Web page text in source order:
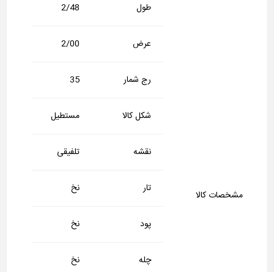
مشخصات کالا
طول 2/48
عرض 2/00
رج شمار 35
شکل کالا مستطیل
نقشه تلفیقی
تار نخ
پود نخ
چله نخ